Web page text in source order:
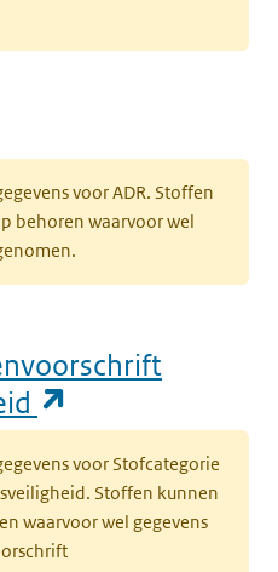
voor ADR. Stoffen
behoren waarvoor wel
voor Stofcategorie
Stoffen kunnen
waarvoor wel gegevens